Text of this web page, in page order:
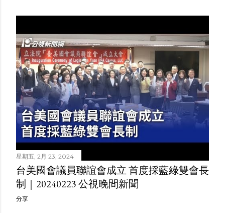
星期五, 2月 23, 2024
台美國會議員聯誼會成立 首度採藍綠雙會長
制｜20240223 公視晚間新聞
分享